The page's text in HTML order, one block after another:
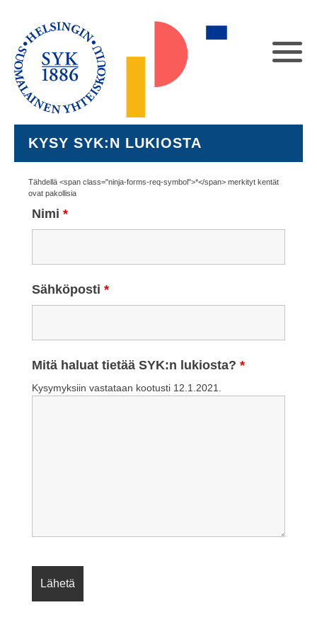
KYSY SYK:N LUKIOSTA
Tähdellä <span class="ninja-forms-req-symbol">*</span> merkityt kentät
ovat pakollisia
Nimi *
Sähköposti *
Mitä haluat tietää SYK:n lukiosta? *
Kysymyksiin vastataan kootusti 12.1.2021.